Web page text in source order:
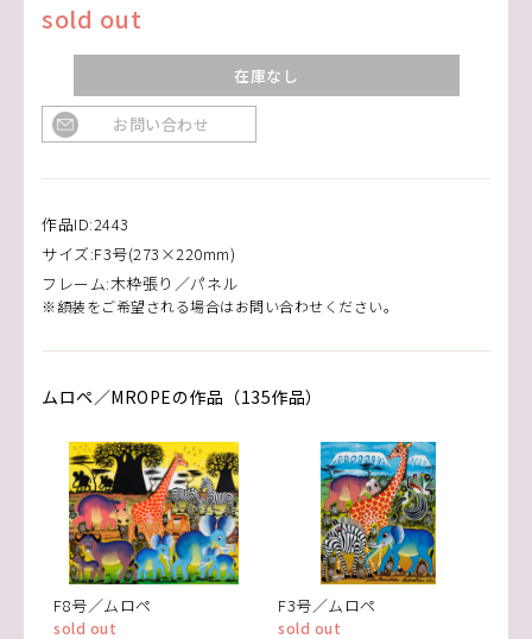
sold out
在庫なし
お問い合わせ
作品ID:2443
サイズ:F3号(273×220mm)
フレーム:木枠張り／パネル
※額装をご希望される場合はお問い合わせください。
ムロペ／MROPEの作品（135作品）
F8号／ムロペ
sold out
F3号／ムロペ
sold out